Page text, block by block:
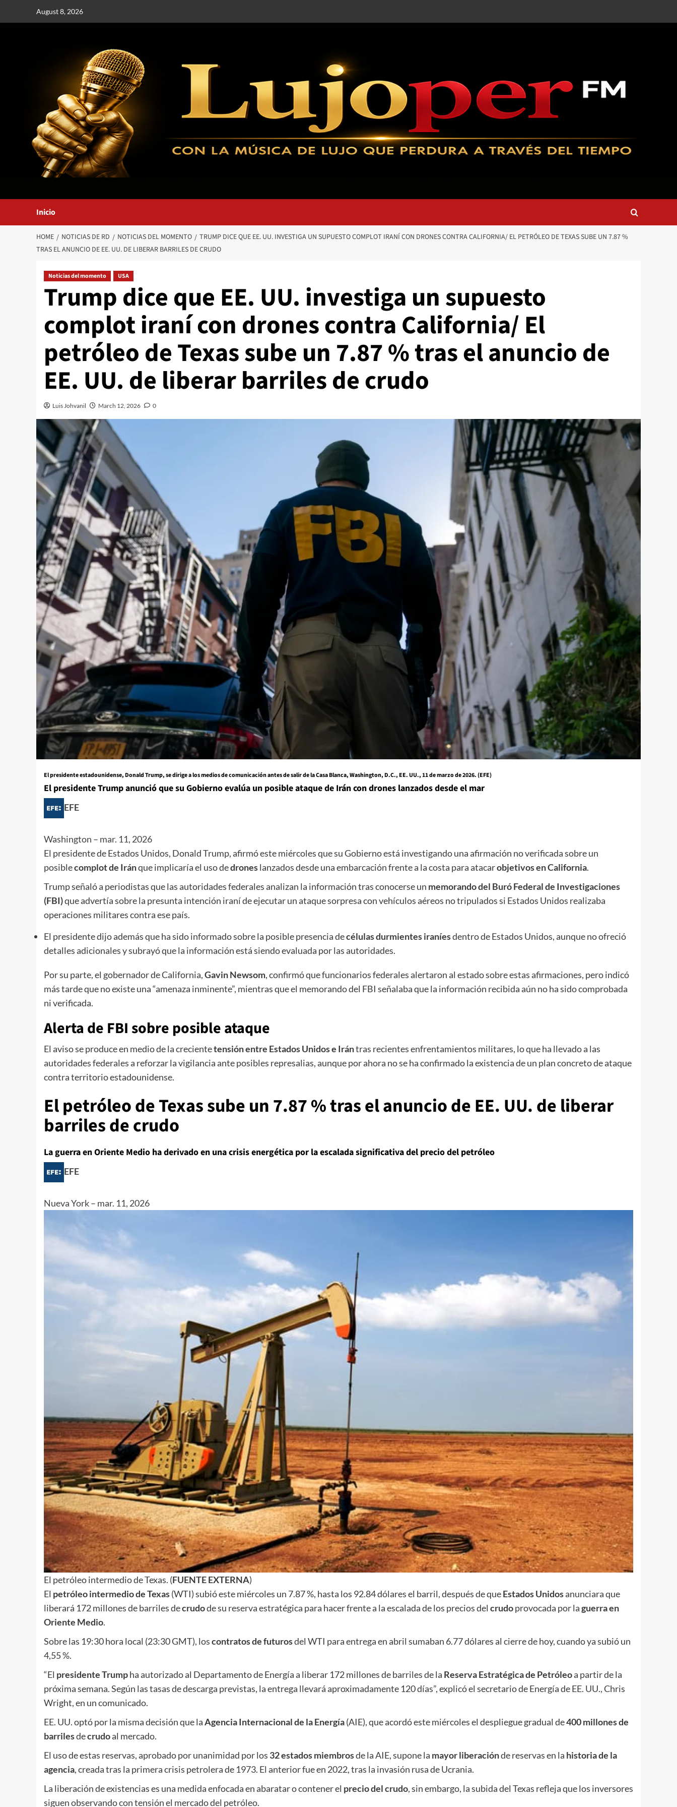
August 8, 2026
Inicio
HOME NOTICIAS DE RD NOTICIAS DEL MOMENTO
TRUMP DICE QUE EE. UU. INVESTIGA UN SUPUESTO COMPLOT IRANÍ CON DRONES CONTRA CALIFORNIA/ EL PETRÓLEO DE TEXAS SUBE UN 7.87 %
TRAS EL ANUNCIO DE EE. UU. DE LIBERAR BARRILES DE CRUDO
Noticias del momento USA
Trump dice que EE. UU. investiga un supuesto
complot iraní con drones contra California/ El
petróleo de Texas sube un 7.87 % tras el anuncio de
EE. UU. de liberar barriles de crudo
Luis Johvanil March 12, 2026 0
El presidente estadounidense, Donald Trump, se dirige a los medios de comunicación antes de salir de la Casa Blanca, Washington, D.C., EE. UU., 11 de marzo de 2026. (EFE)
El presidente Trump anunció que su Gobierno evalúa un posible ataque de Irán con drones lanzados desde el mar
EFE
Washington – mar. 11, 2026
El presidente de Estados Unidos, Donald Trump, afirmó este miércoles que su Gobierno está investigando una afirmación no verificada sobre un
posiblecomplot de Iránque implicaría el uso dedroneslanzados desde una embarcación frente a la costa para atacarobjetivos en California.
Trump señaló a periodistas que las autoridades federales analizan la información tras conocerse un memorando del Buró Federal de Investigaciones
(FBI)que advertía sobre la presunta intención iraní de ejecutar un ataque sorpresa con vehículos aéreos no tripulados si Estados Unidos realizaba
operaciones militares contra ese país.
El presidente dijo además que ha sido informado sobre la posible presencia decélulas durmientes iraníesdentro de Estados Unidos, aunque no ofreció
detalles adicionales y subrayó que la información está siendo evaluada por las autoridades.
Por su parte, el gobernador de California,Gavin Newsom, confirmó que funcionarios federales alertaron al estado sobre estas afirmaciones, pero indicó
más tarde que no existe una “amenaza inminente”, mientras que el memorando del FBI señalaba que la información recibida aún no ha sido comprobada
ni verificada.
Alerta de FBI sobre posible ataque
El aviso se produce en medio de la crecientetensión entre Estados Unidos e Irántras recientes enfrentamientos militares, lo que ha llevado a las
autoridades federales a reforzar la vigilancia ante posibles represalias, aunque por ahora no se ha confirmado la existencia de un plan concreto de ataque
contra territorio estadounidense.
El petróleo de Texas sube un 7.87 % tras el anuncio de EE. UU. de liberar
barriles de crudo
La guerra en Oriente Medio ha derivado en una crisis energética por la escalada significativa del precio del petróleo
EFE
Nueva York– mar. 11, 2026
El petróleo intermedio de Texas. (FUENTE EXTERNA)
El petróleo intermedio de Texas(WTI) subió este miércoles un 7.87 %, hasta los 92.84 dólares el barril, después de queEstados Unidosanunciara que
liberará 172 millones de barriles decrudode su reserva estratégica para hacer frente a la escalada de los precios del crudoprovocada por laguerra en
Oriente Medio.
Sobre las 19:30 hora local (23:30 GMT), loscontratos de futurosdel WTI para entrega en abril sumaban 6.77 dólares al cierre de hoy, cuando ya subió un
4,55 %.
“El presidente Trumpha autorizado al Departamento de Energía a liberar 172 millones de barriles de la Reserva Estratégica de Petróleoa partir de la
próxima semana. Según las tasas de descarga previstas, la entrega llevará aproximadamente 120 días”, explicó el secretario de Energía de EE. UU., Chris
Wright, en un comunicado.
EE. UU. optó por la misma decisión que laAgencia Internacional de la Energía(AIE), que acordó este miércoles el despliegue gradual de400 millones de
barrilesdecrudoal mercado.
El uso de estas reservas, aprobado por unanimidad por los 32 estados miembrosde la AIE, supone la mayor liberaciónde reservas en la historia de la
agencia, creada tras la primera crisis petrolera de 1973. El anterior fue en 2022, tras la invasión rusa de Ucrania.
La liberación de existencias es una medida enfocada en abaratar o contener el precio del crudo, sin embargo, la subida del Texas refleja que los inversores
siguen observando con tensión el mercado del petróleo.